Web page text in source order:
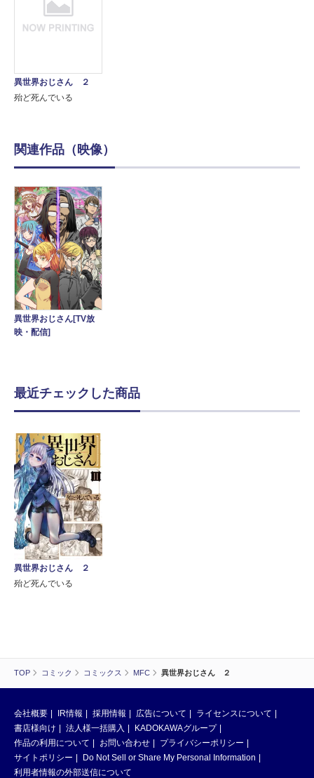
TOP コミック コミックス MFC 異世界おじさん ２
異世界おじさん ２
殆ど死んでいる
関連作品（映像）
異世界おじさん[TV放
映・配信]
最近チェックした商品
異世界おじさん ２
殆ど死んでいる
会社概要 IR情報 採用情報 広告について
ライセンスについて
書店様向け
法人様一括購入
KADOKAWAグループ
作品の利用について
お問い合わせ
プライバシーポリシー
サイトポリシー
Do Not Sell or Share My Personal Information
利用者情報の外部送信について